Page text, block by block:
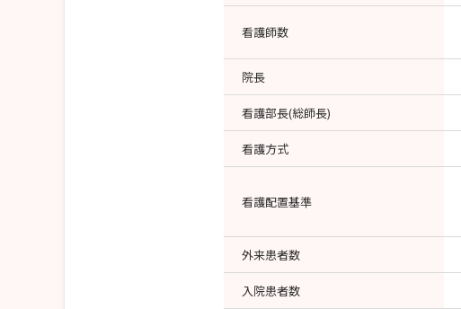
看護師数
院長
看護部長(総師長)
看護方式
看護配置基準
外来患者数
入院患者数